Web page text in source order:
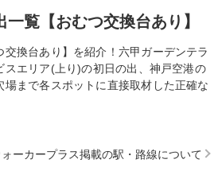
覧【おむつ交換台あり】
換台あり】を紹介！六甲ガーデンテラ
スエリア(上り)の初日の出、神戸空港の
まで各スポットに直接取材した正確な
ォーカープラス掲載の駅・路線について